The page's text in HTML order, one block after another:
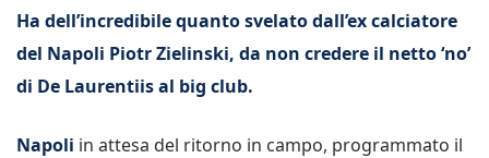
Ha dell’incredibile quanto svelato dall’ex calciatore
del Napoli Piotr Zielinski, da non credere il netto ‘no’
di De Laurentiis al big club.
Napoli in attesa del ritorno in campo, programmato il